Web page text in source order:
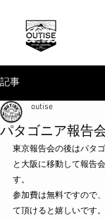
記事
パタゴニア報告
outise
東京報告会の後はパタ
と大阪に移動して報告
す。
参加費は無料ですので
て頂けると嬉しいです。